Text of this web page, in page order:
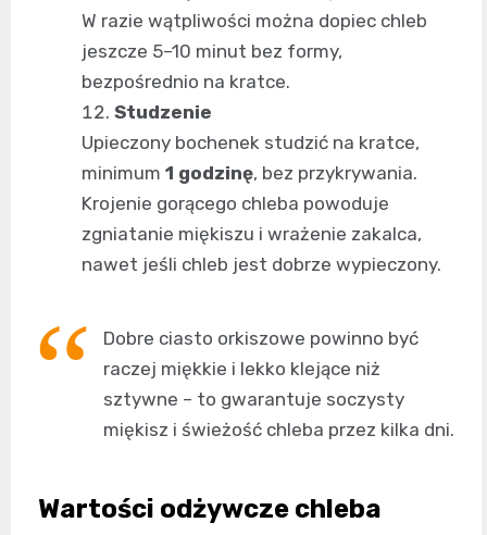
W razie wątpliwości można dopiec chleb
jeszcze 5–10 minut bez formy,
bezpośrednio na kratce.
Studzenie
Upieczony bochenek studzić na kratce,
minimum 1 godzinę, bez przykrywania.
Krojenie gorącego chleba powoduje
zgniatanie miękiszu i wrażenie zakalca,
nawet jeśli chleb jest dobrze wypieczony.
Dobre ciasto orkiszowe powinno być
raczej miękkie i lekko klejące niż
sztywne – to gwarantuje soczysty
miękisz i świeżość chleba przez kilka dni.
Wartości odżywcze chleba